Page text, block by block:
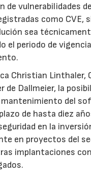
de vulnerabilidades de
como CVE,
sea
el periodo de
Christian Linthaler,
de Dallmeier, la
mantenimiento del
de hasta diez
en la
en proyectos del
implantaciones